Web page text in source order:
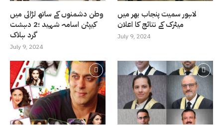
وطن دشمنوں کے ساتھ لڑائی میں
کیپٹن اسامہ شہید ؛2 دہشت
گرد ہلاک
July 9, 2024
لاہور سمیت پنجاب بھر میں
میٹرک کے نتائج کا اعلان
July 9, 2024